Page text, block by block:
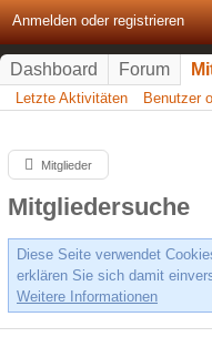
Anmelden oder registrieren
Dashboard Forum
Letzte Aktivitäten Benutzer
Mitglieder
Mitgliedersuche
Diese Seite verwendet
erklären Sie sich damit
Weitere Informationen